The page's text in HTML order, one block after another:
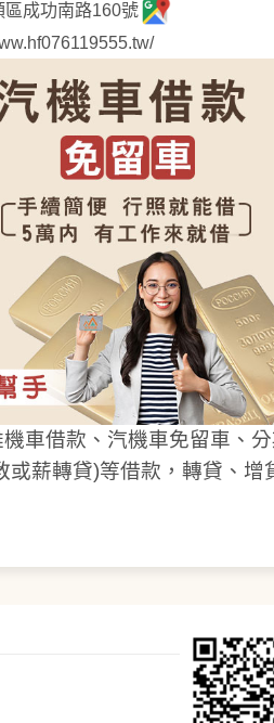
成功南路160號
車借款、汽機車免留車、分
或薪轉貸)等借款，轉貸、增